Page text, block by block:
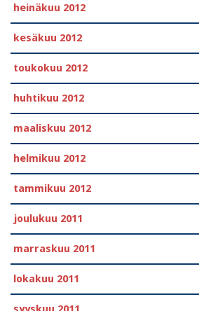
heinäkuu 2012
kesäkuu 2012
toukokuu 2012
huhtikuu 2012
maaliskuu 2012
helmikuu 2012
tammikuu 2012
joulukuu 2011
marraskuu 2011
lokakuu 2011